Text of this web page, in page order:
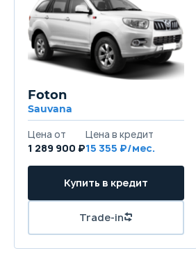
Foton
Sauvana
1 289 900 ₽15 355